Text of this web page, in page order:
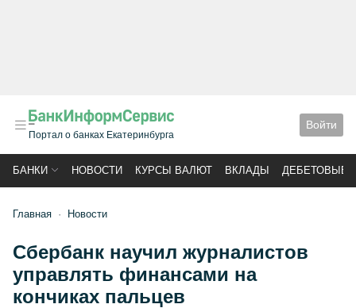
Портал о банках Екатеринбурга
Войти
БАНКИ НОВОСТИ КУРСЫ ВАЛЮТ ВКЛАДЫ ДЕБЕТОВЫЕ
Главная Новости
Сбербанк научил журналистов
управлять финансами на
кончиках пальцев